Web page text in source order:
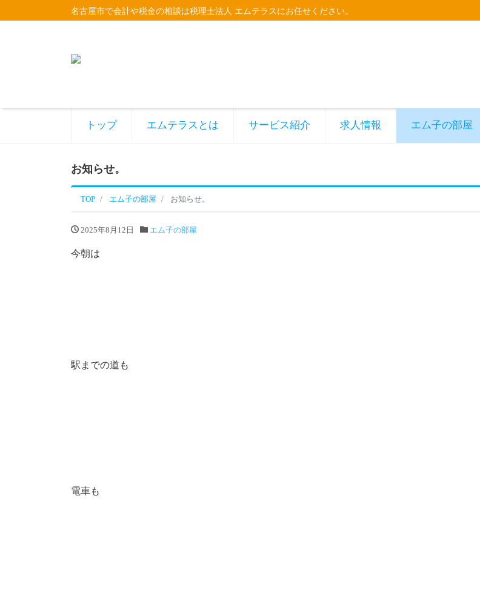
名古屋市で会計や税金の相談は税理士法人 エムテラスにお任せください。
トップ エムテラスとは サービス紹介 求人情報 エム子の部屋
お知らせ。
TOP エム子の部屋 お知らせ。
2025年8月12日 エム子の部屋
今朝は
駅までの道も
電車も